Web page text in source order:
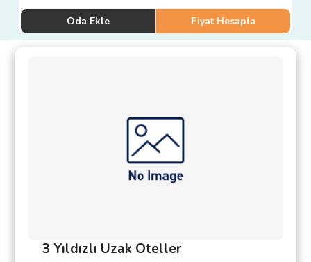
Tur esnasındaki alımlarda180 € yerine 150 €
Oda Ekle Fiyat Hesapla
3 Yıldızlı Uzak Oteller